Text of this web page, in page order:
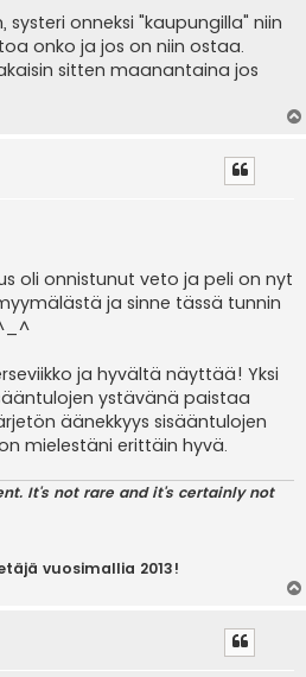
onneksi "kaupungilla" niin
onko ja jos on niin ostaa.
sitten maanantaina jos
oli onnistunut veto ja peli on nyt
ja sinne tässä tunnin
ja hyvältä näyttää! Yksi
ystävänä paistaa
äänekkyys sisääntulojen
mielestäni erittäin hyvä.
It's not rare and it's certainly not
vuosimallia 2013!